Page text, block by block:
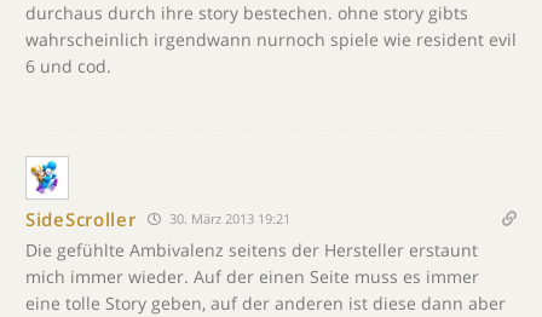
durchaus durch ihre story bestechen. ohne story gibts
wahrscheinlich irgendwann nurnoch spiele wie resident evil
6 und cod.
SideScroller 30. März 2013 19:21
Die gefühlte Ambivalenz seitens der Hersteller erstaunt
mich immer wieder. Auf der einen Seite muss es immer
eine tolle Story geben, auf der anderen ist diese dann aber